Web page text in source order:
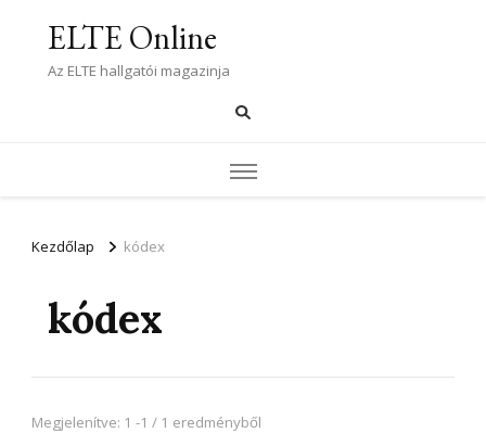
ELTE Online
Az ELTE hallgatói magazinja
Kezdőlap kódex
kódex
Megjelenítve: 1 -1 / 1 eredményből